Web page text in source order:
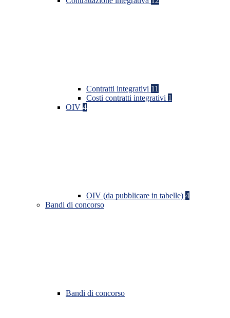
Contratti integrativi 11
Costi contratti integrativi 1
OIV 4
OIV (da pubblicare in tabelle) 4
Bandi di concorso
Bandi di concorso